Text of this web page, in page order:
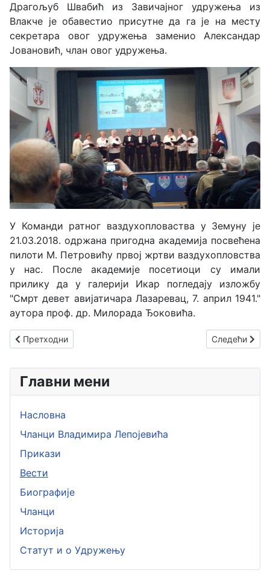
Драгољуб Швабић из Завичајног удружења из
Влакче је обавестио присутне да га је на месту
секретара овог удружења заменио Александар
Јовановић, члан овог удружења.
У Команди ратног ваздухопловаства у Земуну је
21.03.2018. одржана пригодна академија посвећена
пилоти М. Петровићу првој жртви ваздухопловства
у нас. После академије посетиоци су имали
прилику да у галерији Икар погледају изложбу
"Смрт девет авијатичара Лазаревац, 7. април 1941."
аутора проф. др. Милорада Ђоковића.
Претходни чланак: Шест генерација борбених ловачких
Претходни Следећи
Следећи
Главни мени
Насловна
Чланци Владимира Лепојевића
Прикази
Вести
Биографије
Чланци
Историја
Статут и о Удружењу